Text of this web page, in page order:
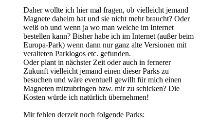
Daher wollte ich hier mal fragen, ob vielleicht jemand
Magnete daheim hat und sie nicht mehr braucht? Oder
weiß ob und wenn ja wo man welche im Internet
bestellen kann? Bisher habe ich im Internet (außer beim
Europa-Park) wenn dann nur ganz alte Versionen mit
veralteten Parklogos etc. gefunden.
Oder plant in nächster Zeit oder auch in fernerer
Zukunft vielleicht jemand einen dieser Parks zu
besuchen und wäre eventuell gewillt für mich einen
Magneten mitzubringen bzw. mir zu schicken? Die
Kosten würde ich natürlich übernehmen!
Mir fehlen derzeit noch folgende Parks: